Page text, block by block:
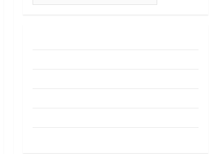
for: